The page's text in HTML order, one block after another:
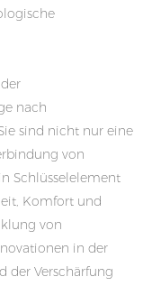
nach
sind nicht nur eine
von
Schlüsselelement
Komfort und
von
in der
der Verschärfung